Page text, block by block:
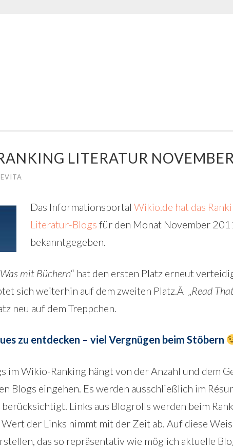
LITERATUR
Das Informationsportal Wikio.de hat das
Literatur-Blogs für den Monat November
bekanntgegeben.
Was mit Büchern“ hat den ersten Platz erneut
sich weiterhin auf dem zweiten Platz.Â „Read
neu auf dem Treppchen.
zu entdecken – viel Vergnügen beim Stöbern
im Wikio-Ranking hängt von der Anzahl und dem
Blogs eingehen. Es werden ausschließlich im
berücksichtigt. Links aus Blogrolls werden beim
der Links nimmt mit der Zeit ab. Auf diese
das so repräsentativ wie möglich aktuelle